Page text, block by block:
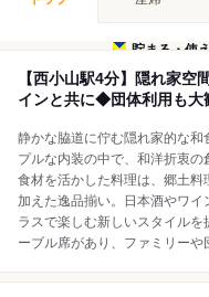
貯まる・使
【西小山駅4分】隠れ家空
インと共に◆団体利用も大
静かな脇道に佇む隠れ家的な
プルな内装の中で、和洋折衷
食材を活かした料理は、郷土
加えた逸品揃い。日本酒やワ
ラスで楽しむ新しいスタイル
ーブル席があり、ファミリーや